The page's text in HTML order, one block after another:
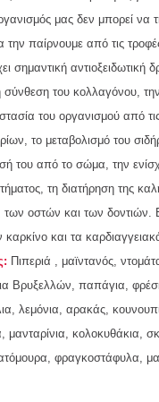
μας δεν μπορεί να
την παίρνουμε από τις
σημαντική αντιοξειδωτική
σύνθεση του κολλαγόνου,
του οργανισμού από
το μεταβολισμό του
του από το σώμα, την
τη διατήρηση της
οστών και των δοντιών.
και τα
Πιπεριά , μαϊντανός,
Βρυξελλών, παπάγια,
λεμόνια, αρακάς,
μανταρίνια, κολοκυθάκια,
φραγκοστάφυλα,